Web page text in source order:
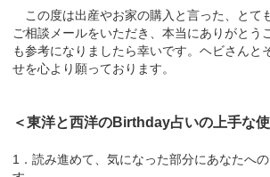
この度は出産やお家の購入と言った、とて
ご相談メールをいただき、本当にありがとう
も参考になりましたら幸いです。ヘビさんと
せを心より願っております。
＜東洋と西洋のBirthday占いの上手な
1．読み進めて、気になった部分にあなたへ